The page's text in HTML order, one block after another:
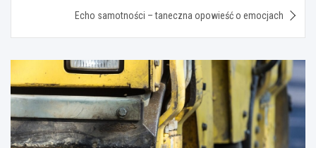
Echo samotności – taneczna opowieść o emocjach